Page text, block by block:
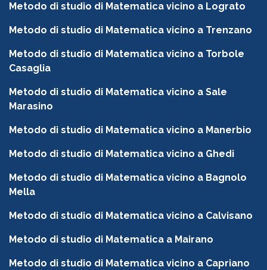
Metodo di studio di Matematica vicino a Lograto
Metodo di studio di Matematica vicino a Trenzano
Metodo di studio di Matematica vicino a Torbole
Casaglia
Metodo di studio di Matematica vicino a Sale
Marasino
Metodo di studio di Matematica vicino a Manerbio
Metodo di studio di Matematica vicino a Ghedi
Metodo di studio di Matematica vicino a Bagnolo
Mella
Metodo di studio di Matematica vicino a Calvisano
Metodo di studio di Matematica a Mairano
Metodo di studio di Matematica vicino a Capriano